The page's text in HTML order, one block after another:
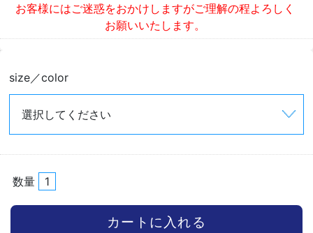
お客様にはご迷惑をおかけしますがご理解の程よろしく
お願いいたします。
size／color
数量